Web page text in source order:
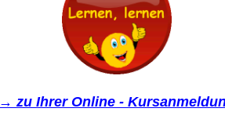
→ zu Ihrer Online -